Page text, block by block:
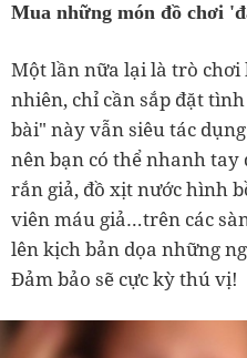
Mua những món đồ chơi
Một lần nữa lại là trò chơi
nhiên, chỉ cần sắp đặt
bài" này vẫn siêu tác
nên bạn có thể nhanh
rắn giả, đồ xịt nước hình
viên máu giả…trên các
lên kịch bản dọa những
Đảm bảo sẽ cực kỳ thú vị!